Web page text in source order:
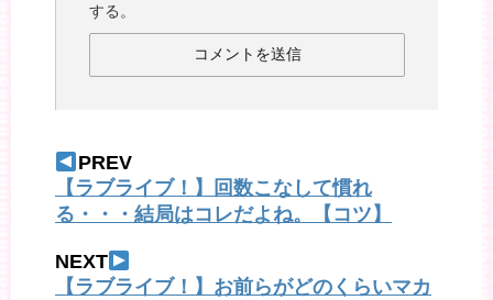
する。
PREV
【ラブライブ！】回数こなして慣れ
る・・・結局はコレだよね。【コツ】
NEXT
【ラブライブ！】お前らがどのくらいマカ